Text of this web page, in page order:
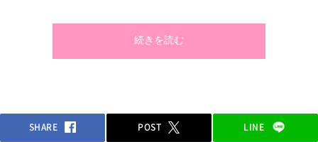
続きを読む
SHARE POST LINE